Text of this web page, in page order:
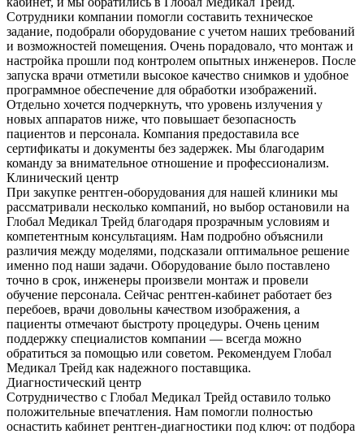
Сотрудники компании помогли составить техническое
задание, подобрали оборудование с учетом наших требований
и возможностей помещения. Очень порадовало, что монтаж и
настройка прошли под контролем опытных инженеров. После
запуска врачи отметили высокое качество снимков и удобное
программное обеспечение для обработки изображений.
Отдельно хочется подчеркнуть, что уровень излучения у
новых аппаратов ниже, что повышает безопасность
пациентов и персонала. Компания предоставила все
сертификаты и документы без задержек. Мы благодарим
команду за внимательное отношение и профессионализм.
Клинический центр
При закупке рентген-оборудования для нашей клиники мы
рассматривали несколько компаний, но выбор остановили на
Глобал Медикал Трейд благодаря прозрачным условиям и
компетентным консультациям. Нам подробно объяснили
различия между моделями, подсказали оптимальное решение
именно под наши задачи. Оборудование было поставлено
точно в срок, инженеры произвели монтаж и провели
обучение персонала. Сейчас рентген-кабинет работает без
перебоев, врачи довольны качеством изображения, а
пациенты отмечают быстроту процедуры. Очень ценим
поддержку специалистов компании — всегда можно
обратиться за помощью или советом. Рекомендуем Глобал
Медикал Трейд как надежного поставщика.
Диагностический центр
Сотрудничество с Глобал Медикал Трейд оставило только
положительные впечатления. Нам помогли полностью
оснастить кабинет рентген-диагностики под ключ: от подбора